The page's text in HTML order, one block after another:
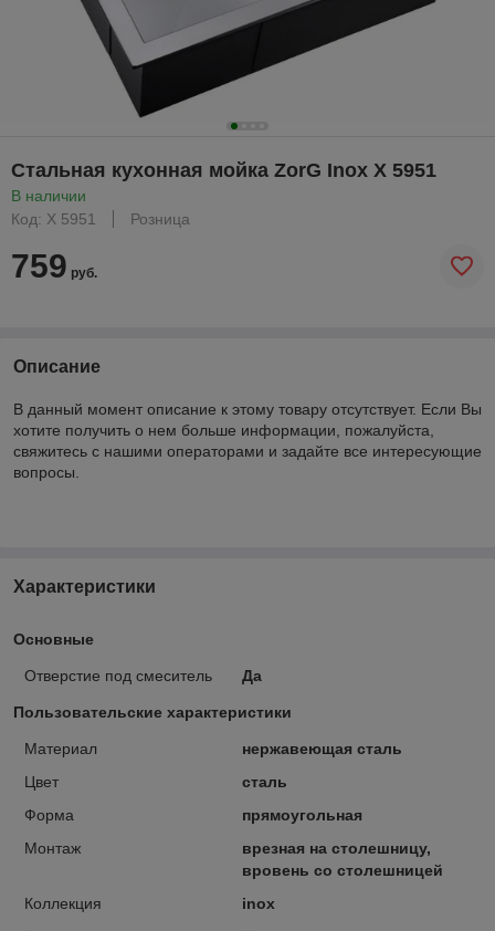
Стальная кухонная мойка ZorG Inox X 5951
В наличии
Код: X 5951
Розница
759 руб.
Описание
В данный момент описание к этому товару отсутствует. Если Вы
хотите получить о нем больше информации, пожалуйста,
свяжитесь с нашими операторами и задайте все интересующие
вопросы.
Характеристики
Основные
Отверстие под смеситель Да
Пользовательские характеристики
Материал
нержавеющая сталь
Цвет
сталь
Форма
прямоугольная
Монтаж
врезная на столешницу,
вровень со столешницей
Коллекция
inox